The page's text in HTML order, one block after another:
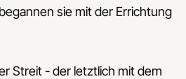
sie mit der Errichtung
Streit - der letztlich mit dem